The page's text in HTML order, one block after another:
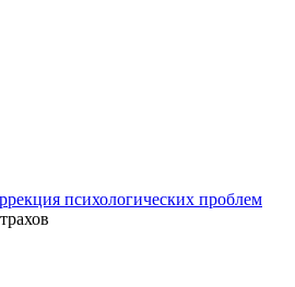
психологических проблем